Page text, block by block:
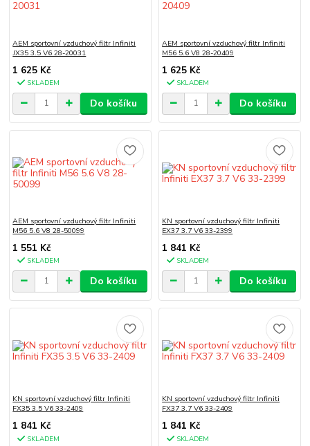
AEM sportovní vzduchový filtr Infiniti
JX35 3.5 V6 28-20031
1 625 Kč
SKLADEM
Do košíku
AEM sportovní vzduchový filtr Infiniti
M56 5.6 V8 28-20409
1 625 Kč
SKLADEM
Do košíku
AEM sportovní vzduchový filtr Infiniti
M56 5.6 V8 28-50099
1 551 Kč
SKLADEM
Do košíku
KN sportovní vzduchový filtr Infiniti
EX37 3.7 V6 33-2399
1 841 Kč
SKLADEM
Do košíku
KN sportovní vzduchový filtr Infiniti
FX35 3.5 V6 33-2409
1 841 Kč
SKLADEM
KN sportovní vzduchový filtr Infiniti
FX37 3.7 V6 33-2409
1 841 Kč
SKLADEM